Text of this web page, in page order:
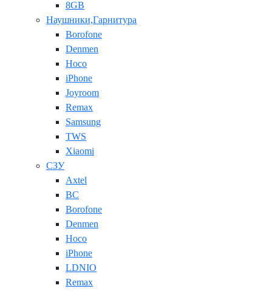
8GB
Наушники,Гарнитура
Borofone
Denmen
Hoco
iPhone
Joyroom
Remax
Samsung
TWS
Xiaomi
СЗУ
Axtel
BC
Borofone
Denmen
Hoco
iPhone
LDNIO
Remax